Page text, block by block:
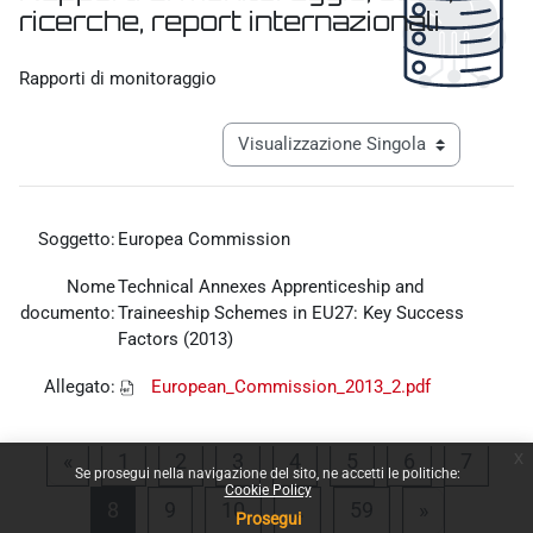
Se prosegui nella navigazione del sito, ne accetti le politiche:
Cookie Policy
Prosegui
ricerche, report internazionali
Rapporti di monitoraggio
Navigazione terziaria modalità
Soggetto: Europea Commission
Nome
documento:
Technical Annexes Apprenticeship and
Traineeship Schemes in EU27: Key Success
Factors (2013)
Allegato: European_Commission_2013_2.pdf
Pagina precedente
Pagina 1Pagina 2
3 Pagina 3
4Pagina 4Pagina 5Pagina 6
Pagina 9
10Pagina 10
…